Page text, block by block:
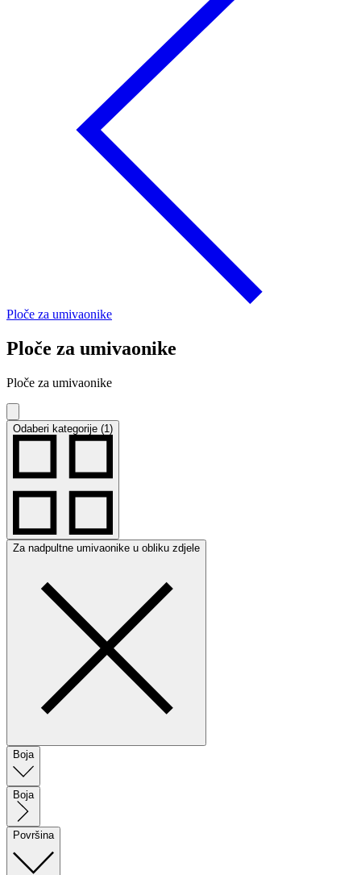
Ploče za umivaonike
Ploče za umivaonike
Ploče za umivaonike
Odaberi kategorije (1)
Za nadpultne umivaonike u obliku zdjele
Boja
Boja
Površina